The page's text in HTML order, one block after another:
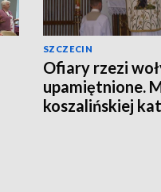
SZCZECIN
Ofiary rzezi
upamiętnione.
koszalińskiej